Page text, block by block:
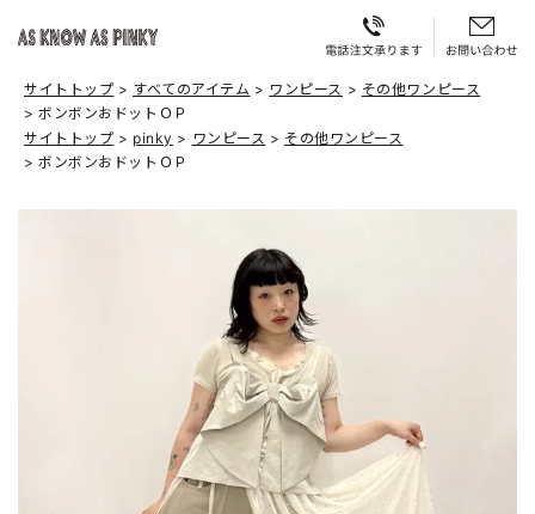
サイトトップ すべてのアイテム ワンピース
その他ワンピース
ボンボンおドットＯＰ
サイトトップ
pinky ワンピース
その他ワンピース
ボンボンおドットＯＰ